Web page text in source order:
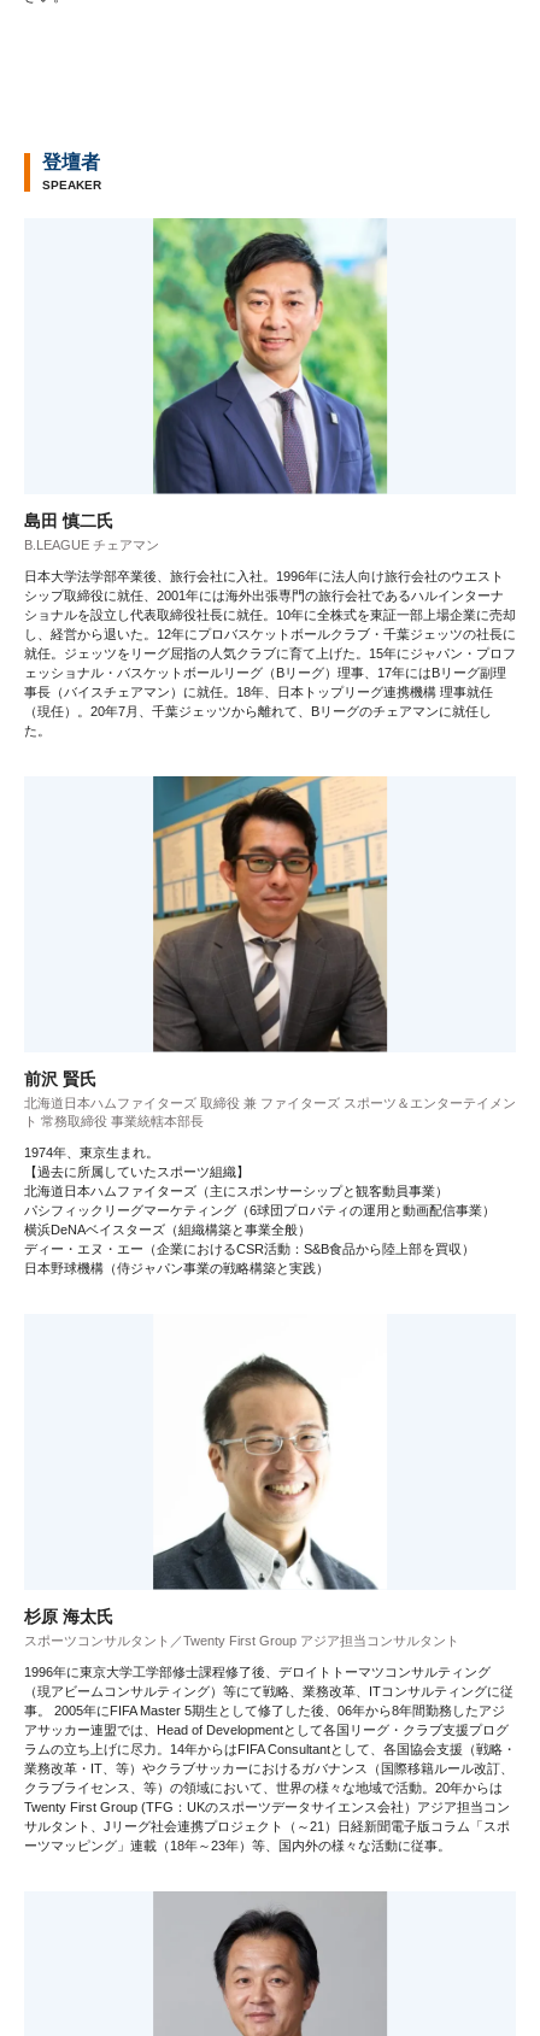
登壇者
SPEAKER
島田 慎二氏
B.LEAGUE チェアマン
日本大学法学部卒業後、旅行会社に入社。1996年に法人向け旅行会社のウエスト
シップ取締役に就任、2001年には海外出張専門の旅行会社であるハルインターナ
ショナルを設立し代表取締役社長に就任。10年に全株式を東証一部上場企業に売却
し、経営から退いた。12年にプロバスケットボールクラブ・千葉ジェッツの社長に
就任。ジェッツをリーグ屈指の人気クラブに育て上げた。15年にジャパン・プロフ
ェッショナル・バスケットボールリーグ（Bリーグ）理事、17年にはBリーグ副理
事長（バイスチェアマン）に就任。18年、日本トップリーグ連携機構 理事就任
（現任）。20年7月、千葉ジェッツから離れて、Bリーグのチェアマンに就任し
た。
前沢 賢氏
北海道日本ハムファイターズ 取締役 兼 ファイターズ スポーツ＆エンターテイメン
ト 常務取締役 事業統轄本部長
1974年、東京生まれ。
【過去に所属していたスポーツ組織】
北海道日本ハムファイターズ（主にスポンサーシップと観客動員事業）
パシフィックリーグマーケティング（6球団プロパティの運用と動画配信事業）
横浜DeNAベイスターズ（組織構築と事業全般）
ディー・エヌ・エー（企業におけるCSR活動：S&B食品から陸上部を買収）
日本野球機構（侍ジャパン事業の戦略構築と実践）
杉原 海太氏
スポーツコンサルタント／Twenty First Group アジア担当コンサルタント
1996年に東京大学工学部修士課程修了後、デロイトトーマツコンサルティング
（現アビームコンサルティング）等にて戦略、業務改革、ITコンサルティングに従
事。 2005年にFIFA Master 5期生として修了した後、06年から8年間勤務したアジ
アサッカー連盟では、Head of Developmentとして各国リーグ・クラブ支援プログ
ラムの立ち上げに尽力。14年からはFIFA Consultantとして、各国協会支援（戦略・
業務改革・IT、等）やクラブサッカーにおけるガバナンス（国際移籍ルール改訂、
クラブライセンス、等）の領域において、世界の様々な地域で活動。20年からは
Twenty First Group (TFG：UKのスポーツデータサイエンス会社）アジア担当コン
サルタント、Jリーグ社会連携プロジェクト（～21）日経新聞電子版コラム「スポ
ーツマッピング」連載（18年～23年）等、国内外の様々な活動に従事。